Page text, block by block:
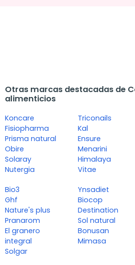
Otras marcas destacadas de
alimenticios
Koncare
Fisiopharma
Prisma natural
Obire
Solaray
Nutergia
Triconails
Kal
Ensure
Menarini
Himalaya
Vitae
Bio3
Ghf
Nature's plus
Pranarom
El granero
integral
Solgar
Ynsadiet
Biocop
Destination
Sol natural
Bonusan
Mimasa